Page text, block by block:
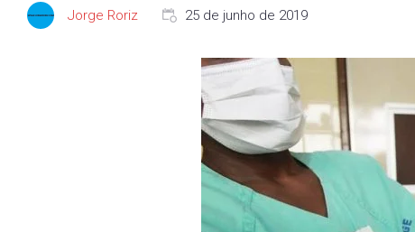
Jorge Roriz 25 de junho de 2019